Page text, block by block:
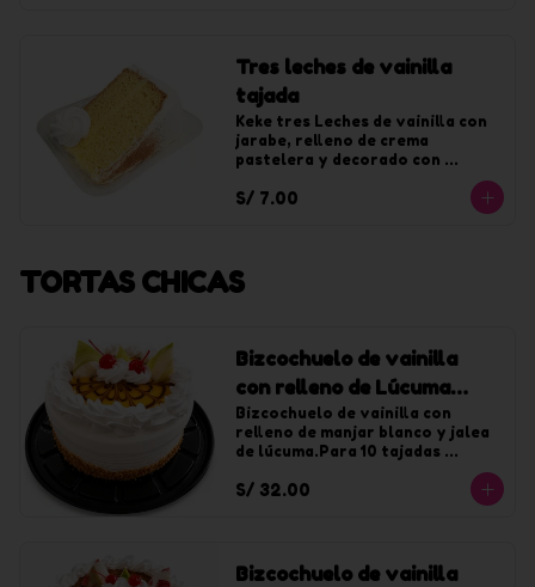
Tres leches de vainilla
tajada
Keke tres Leches de vainilla con
jarabe, relleno de crema
pastelera y decorado con
S/ 7.00
TORTAS CHICAS
Bizcochuelo de vainilla
con relleno de Lúcuma
chica
Bizcochuelo de vainilla con
relleno de manjar blanco y jalea
de lúcuma.Para 10 tajadas
S/ 32.00
Bizcochuelo de vainilla